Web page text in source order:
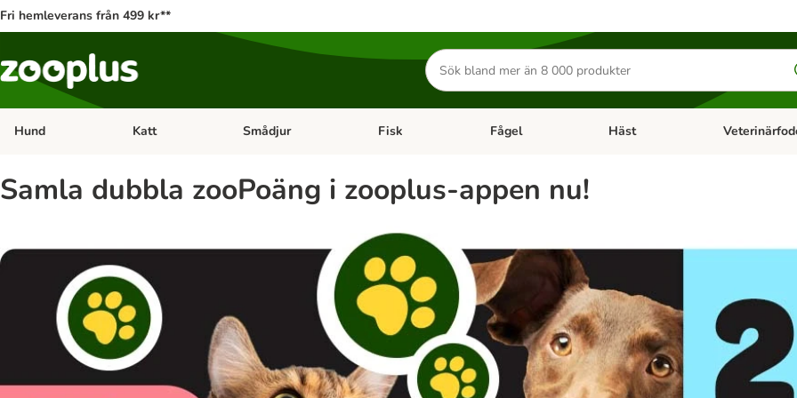
Fri hemleverans från 499 kr**
Sök
efter
produkter
Hund Open category menu: Hund
Katt Open category menu: Katt
Smådjur Open category menu: Smådjur
Fisk Open category menu: Fisk
Fågel Open category menu: Fågel
Häst Open category
Samla dubbla zooPoäng i zooplus-appen nu!